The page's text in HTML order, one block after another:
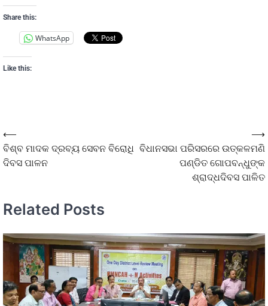
Share this:
WhatsApp
Like this:
⟵
ବିଶ୍ବ ମାଦକ ଦ୍ରବ୍ୟ ସେବନ ବିରୋଧି
ଦିବସ ପାଳନ
ବିଧାନସଭା ପରିସରରେ ଉତ୍କଳମଣି
ପଣ୍ଡିତ ଗୋପବନ୍ଧୁଙ୍କ
ଶ୍ରାଦ୍ଧଦିବସ ପାଳିତ
⟶
Related Posts